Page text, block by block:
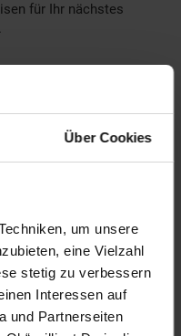
Über Cookies
um unsere
eine Vielzahl
stetig zu verbessern
Interessen auf
und Partnerseiten
für Ihr nächstes